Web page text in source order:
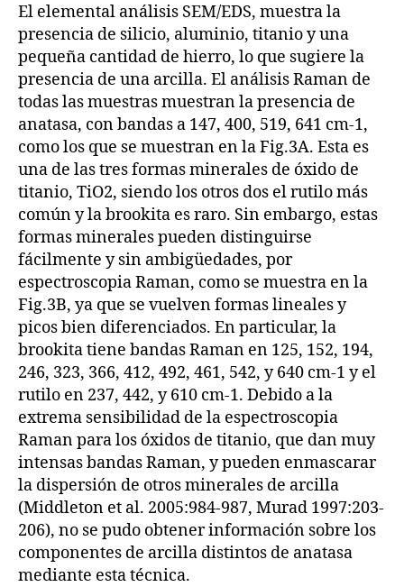
El elemental análisis SEM/EDS, muestra la
presencia de silicio, aluminio, titanio y una
pequeña cantidad de hierro, lo que sugiere la
presencia de una arcilla. El análisis Raman de
todas las muestras muestran la presencia de
anatasa, con bandas a 147, 400, 519, 641 cm-1,
como los que se muestran en la Fig.3A. Esta es
una de las tres formas minerales de óxido de
titanio, TiO2, siendo los otros dos el rutilo más
común y la brookita es raro. Sin embargo, estas
formas minerales pueden distinguirse
fácilmente y sin ambigüedades, por
espectroscopia Raman, como se muestra en la
Fig.3B, ya que se vuelven formas lineales y
picos bien diferenciados. En particular, la
brookita tiene bandas Raman en 125, 152, 194,
246, 323, 366, 412, 492, 461, 542, y 640 cm-1 y el
rutilo en 237, 442, y 610 cm-1. Debido a la
extrema sensibilidad de la espectroscopia
Raman para los óxidos de titanio, que dan muy
intensas bandas Raman, y pueden enmascarar
la dispersión de otros minerales de arcilla
(Middleton et al. 2005:984-987, Murad 1997:203-
206), no se pudo obtener información sobre los
componentes de arcilla distintos de anatasa
mediante esta técnica.